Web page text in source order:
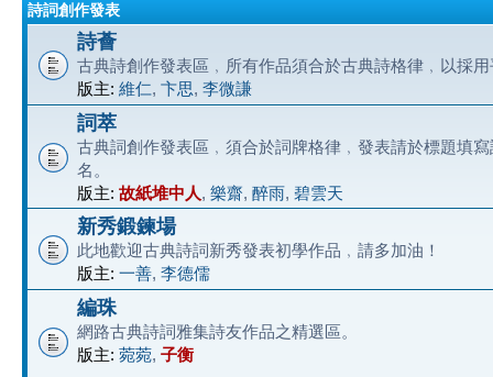
詩詞創作發表
詩薈
古典詩創作發表區﹐所有作品須合於古典詩格律﹐以採
版主: 維仁, 卞思, 李微謙
詞萃
古典詞創作發表區﹐須合於詞牌格律﹐發表請於標題填
名。
版主: 故紙堆中人, 樂齋, 醉雨, 碧雲天
新秀鍛鍊場
此地歡迎古典詩詞新秀發表初學作品﹐請多加油！
版主: 一善, 李德儒
編珠
網路古典詩詞雅集詩友作品之精選區。
版主: 菀菀, 子衡